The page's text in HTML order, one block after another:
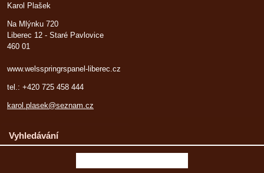
Karol Plašek
Na Mlýnku 720
Liberec 12 - Staré Pavlovice
460 01
www.welsspringrspanel-liberec.cz
tel.: +420 725 458 444
karol.plasek@seznam.cz
Vyhledávání